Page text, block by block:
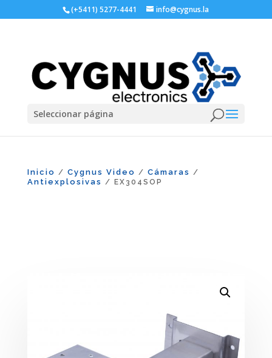
(+5411) 5277-4441 info@cygnus.la
Seleccionar página
Inicio / Cygnus Video / Cámaras /
Antiexplosivas / EX304SOP